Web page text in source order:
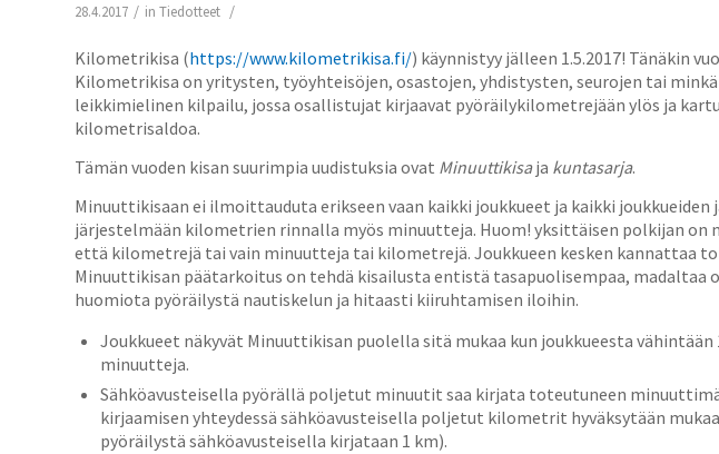
28.4.2017 / in Tiedotteet /
Kilometrikisa (https://www.kilometrikisa.fi/) käynnistyy jälleen 1.5.2017! Tänäkin
Kilometrikisa on yritysten, työyhteisöjen, osastojen, yhdistysten, seurojen tai
leikkimielinen kilpailu, jossa osallistujat kirjaavat pyöräilykilometrejään ylös ja
kilometrisaldoa.
Tämän vuoden kisan suurimpia uudistuksia ovat Minuuttikisaja kuntasarja.
Minuuttikisaan ei ilmoittauduta erikseen vaan kaikki joukkueet ja kaikki
järjestelmään kilometrien rinnalla myös minuutteja. Huom! yksittäisen polkijan on
että kilometrejä tai vain minuutteja tai kilometrejä. Joukkueen kesken kannattaa
Minuuttikisan päätarkoitus on tehdä kisailusta entistä tasapuolisempaa, madaltaa
huomiota pyöräilystä nautiskelun ja hitaasti kiiruhtamisen iloihin.
Joukkueet näkyvät Minuuttikisan puolella sitä mukaa kun joukkueesta
minuutteja.
Sähköavusteisella pyörällä poljetut minuutit saa kirjata toteutuneen
kirjaamisen yhteydessä sähköavusteisella poljetut kilometrit hyväksytään
pyöräilystä sähköavusteisella kirjataan 1 km).